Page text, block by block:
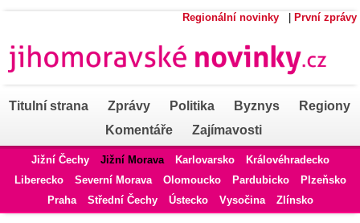
Regionální novinky První zprávy
Titulní strana Zprávy Politika Byznys
Regiony
Komentáře
Zajímavosti
Jižní Čechy Jižní Morava Karlovarsko
Královéhradecko
Liberecko
Severní Morava Olomoucko Pardubicko
Plzeňsko
Praha
Střední Čechy Ústecko Vysočina Zlínsko